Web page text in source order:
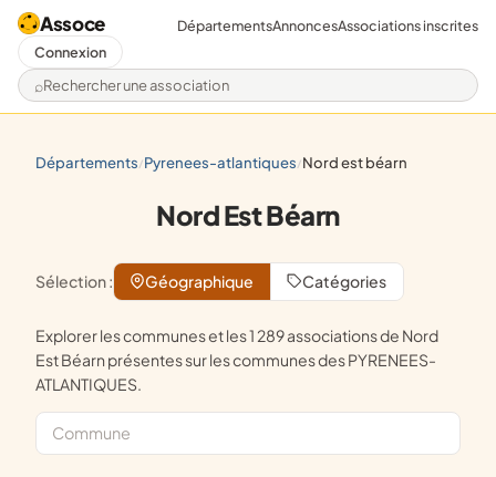
Assoce
Rechercher une association
DépartementsAnnoncesAssociations inscrites
Connexion
départements/ pyrenees-atlantiques/ nord est béarn
Nord Est Béarn
Sélection : Géographique Catégories
Explorer les communes et les 1 289 associations de Nord
Est Béarn présentes sur les communes des PYRENEES-
ATLANTIQUES.